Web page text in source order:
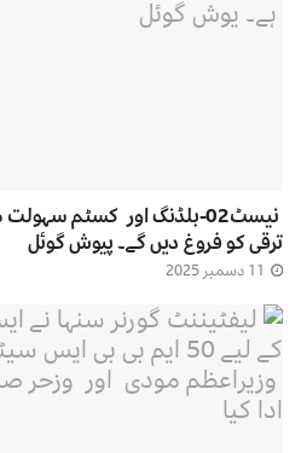
نیسٹ02-بلڈنگ اور کسٹم
ترقی کو فروغ دیں گے۔ پیوش گوئل